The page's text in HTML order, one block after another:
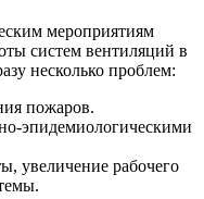
мероприятиям
систем вентиляций в
несколько проблем:
пожаров.
эпидемиологическими
увеличение рабочего